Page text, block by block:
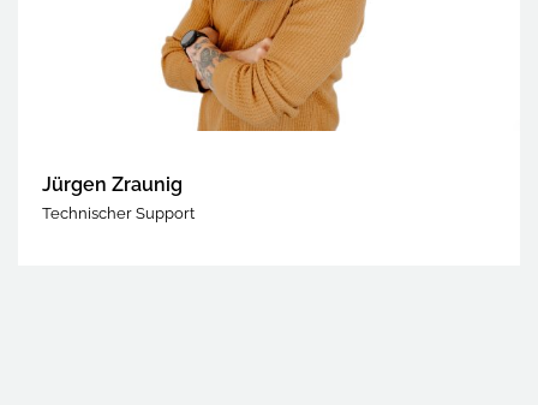
Jürgen Zraunig
Technischer Support